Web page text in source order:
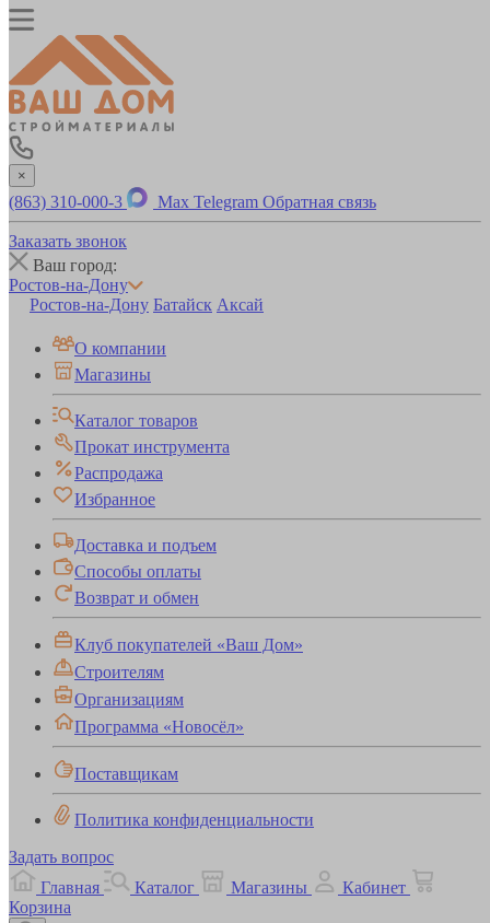
×
(863) 310-000-3 Max Telegram Обратная связь
Заказать звонок
Ваш город:
Ростов-на-Дону
Ростов-на-Дону Батайск Аксай
О компании
Магазины
Каталог товаров
Прокат инструмента
Распродажа
Избранное
Доставка и подъем
Способы оплаты
Возврат и обмен
Клуб покупателей «Ваш Дом»
Строителям
Организациям
Программа «Новосёл»
Поставщикам
Политика конфиденциальности
Задать вопрос
Главная
Каталог Магазины
Кабинет
Корзина